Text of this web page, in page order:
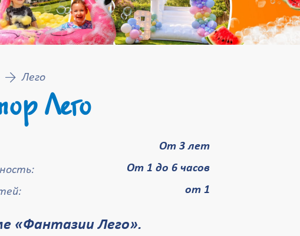
Лего
Лего
От 3 лет
От 1 до 6 часов
от 1
«Фантазии Лего».